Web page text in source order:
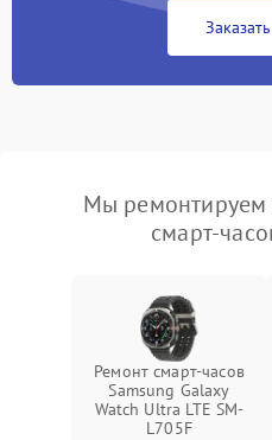
Мы ремонтируем
смарт-
Ремонт смарт-часов
Samsung Galaxy
Watch Ultra LTE SM-
L705F